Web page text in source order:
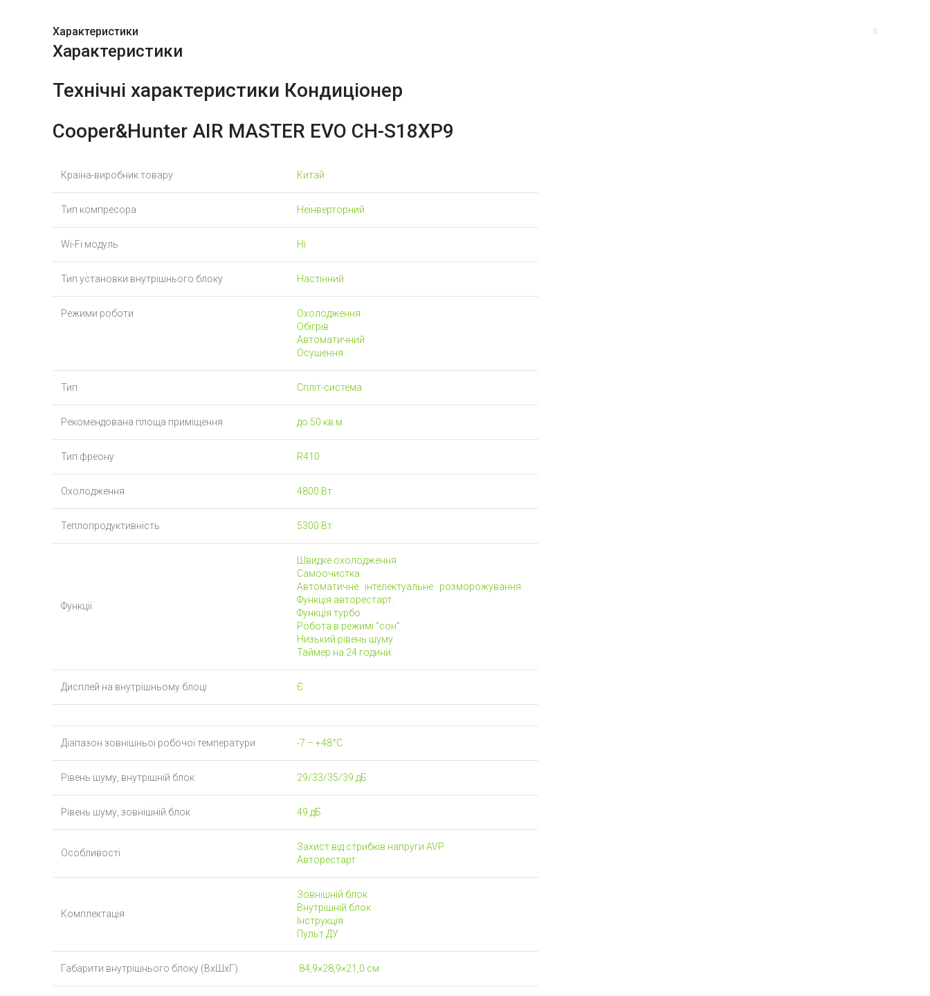
Характеристики
Характеристики
Технічні характеристики Кондиціонер
Cooper&Hunter AIR MASTER EVO CH-S18XP9
Країна-виробник товару Китай
Тип компресора Неінверторний
Wi-Fi модуль Ні
Тип установки внутрішнього блоку Настінний
Режими роботи
Охолодження
Обігрів
Автоматичний
Осушення
Тип Спліт-система
Рекомендована площа приміщення до 50 кв.м
Тип фреону R410
Охолодження 4800 Вт
Теплопродуктивність 5300 Вт
Функції
Швидке охолодження
Самоочистка
Автоматичне інтелектуальне розморожування.
Функція авторестарт.
Функція турбо
Робота в режимі “сон”
Низький рівень шуму
Таймер на 24 години.
Дисплей на внутрішньому блоці Є
Діапазон зовнішньої робочої температури -7 – +48°C
Рівень шуму, внутрішній блок 29/33/35/39 дБ
Рівень шуму, зовнішній блок 49 дБ
Особливості
Захист від стрибків напруги AVP
Авторестарт
Комплектація
Зовнішній блок
Внутрішній блок
Інструкція
Пульт ДУ
Габарити внутрішнього блоку (ВхШхГ) 84,9×28,9×21,0 см